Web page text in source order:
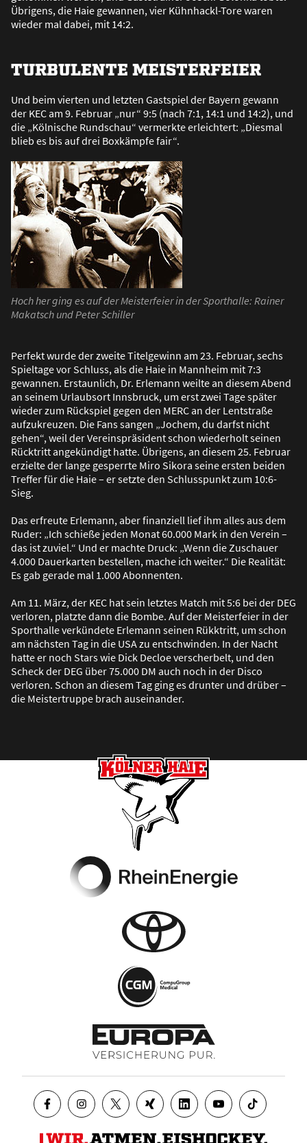
Übrigens, die Haie gewannen, vier Kühnhackl-Tore waren
wieder mal dabei, mit 14:2.
TURBULENTE MEISTERFEIER
Und beim vierten und letzten Gastspiel der Bayern gewann
der KEC am 9. Februar „nur“ 9:5 (nach 7:1, 14:1 und 14:2), und
die „Kölnische Rundschau“ vermerkte erleichtert: „Diesmal
blieb es bis auf drei Boxkämpfe fair“.
Hoch her ging es auf der Meisterfeier in der Sporthalle: Rainer
Makatsch und Peter Schiller
Perfekt wurde der zweite Titelgewinn am 23. Februar, sechs
Spieltage vor Schluss, als die Haie in Mannheim mit 7:3
gewannen. Erstaunlich, Dr. Erlemann weilte an diesem Abend
an seinem Urlaubsort Innsbruck, um erst zwei Tage später
wieder zum Rückspiel gegen den MERC an der Lentstraße
aufzukreuzen. Die Fans sangen „Jochem, du darfst nicht
gehen“, weil der Vereinspräsident schon wiederholt seinen
Rücktritt angekündigt hatte. Übrigens, an diesem 25. Februar
erzielte der lange gesperrte Miro Sikora seine ersten beiden
Treffer für die Haie – er setzte den Schlusspunkt zum 10:6-
Sieg.
Das erfreute Erlemann, aber finanziell lief ihm alles aus dem
Ruder: „Ich schieße jeden Monat 60.000 Mark in den Verein –
das ist zuviel.“ Und er machte Druck: „Wenn die Zuschauer
4.000 Dauerkarten bestellen, mache ich weiter.“ Die Realität:
Es gab gerade mal 1.000 Abonnenten.
Am 11. März, der KEC hat sein letztes Match mit 5:6 bei der DEG
verloren, platzte dann die Bombe. Auf der Meisterfeier in der
Sporthalle verkündete Erlemann seinen Rükktritt, um schon
am nächsten Tag in die USA zu entschwinden. In der Nacht
hatte er noch Stars wie Dick Decloe verscherbelt, und den
Scheck der DEG über 75.000 DM auch noch in der Disco
verloren. Schon an diesem Tag ging es drunter und drüber –
die Meistertruppe brach auseinander.